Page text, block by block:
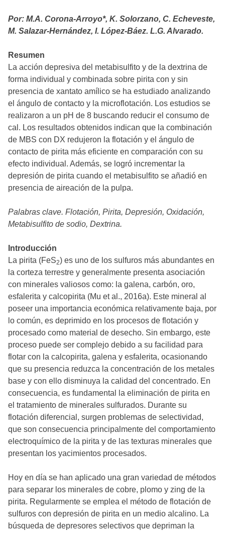
Por: M.A. Corona-Arroyo*, K. Solorzano, C. Echeveste,
M. Salazar-Hernández, I. López-Báez. L.G. Alvarado.
Resumen
La acción depresiva del metabisulfito y de la dextrina de
forma individual y combinada sobre pirita con y sin
presencia de xantato amílico se ha estudiado analizando
el ángulo de contacto y la microflotación. Los estudios se
realizaron a un pH de 8 buscando reducir el consumo de
cal. Los resultados obtenidos indican que la combinación
de MBS con DX redujeron la flotación y el ángulo de
contacto de pirita más eficiente en comparación con su
efecto individual. Además, se logró incrementar la
depresión de pirita cuando el metabisulfito se añadió en
presencia de aireación de la pulpa.
Palabras clave. Flotación, Pirita, Depresión, Oxidación,
Metabisulfito de sodio, Dextrina.
Introducción
La pirita (FeS2) es uno de los sulfuros más abundantes en
la corteza terrestre y generalmente presenta asociación
con minerales valiosos como: la galena, carbón, oro,
esfalerita y calcopirita (Mu et al., 2016a). Este mineral al
poseer una importancia económica relativamente baja, por
lo común, es deprimido en los procesos de flotación y
procesado como material de desecho. Sin embargo, este
proceso puede ser complejo debido a su facilidad para
flotar con la calcopirita, galena y esfalerita, ocasionando
que su presencia reduzca la concentración de los metales
base y con ello disminuya la calidad del concentrado. En
consecuencia, es fundamental la eliminación de pirita en
el tratamiento de minerales sulfurados. Durante su
flotación diferencial, surgen problemas de selectividad,
que son consecuencia principalmente del comportamiento
electroquímico de la pirita y de las texturas minerales que
presentan los yacimientos procesados.
Hoy en día se han aplicado una gran variedad de métodos
para separar los minerales de cobre, plomo y zing de la
pirita. Regularmente se emplea el método de flotación de
sulfuros con depresión de pirita en un medio alcalino. La
búsqueda de depresores selectivos que depriman la